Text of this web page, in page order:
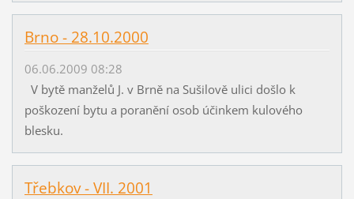
Brno - 28.10.2000
06.06.2009 08:28
V bytě manželů J. v Brně na Sušilově ulici došlo k
poškození bytu a poranění osob účinkem kulového
blesku.
Třebkov - VII. 2001